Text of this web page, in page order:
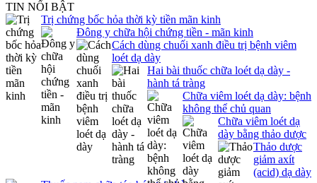
TIN NỔI BẬT
Trị chứng bốc hỏa thời kỳ tiền mãn kinh
Đông y chữa hội chứng tiền - mãn kinh
Cách dùng chuối xanh điều trị bệnh viêm
loét dạ dày
Hai bài thuốc chữa loét dạ dày -
hành tá tràng
Chữa viêm loét dạ dày: bệnh
không thể chủ quan
Chữa viêm loét dạ
dày bằng thảo dược
Thảo dược
giảm axít
(acid) dạ dày